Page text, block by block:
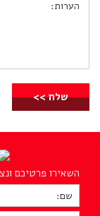
הערות:
השאירו פרטיכם
שם:*